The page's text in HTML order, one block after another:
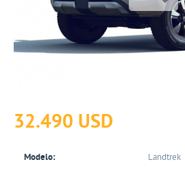
32.490 USD
Modelo: Landtrek